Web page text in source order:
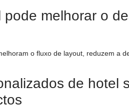
melhorar o
o fluxo de layout, reduzem a
de hotel